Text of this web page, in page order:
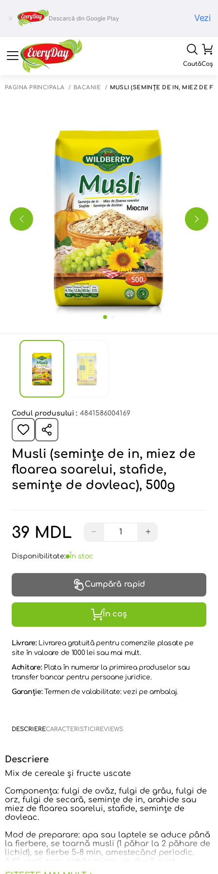
Descarcă din Google Play Vezi
CautăCoș
PAGINA PRINCIPALĂ BĂCĂNIE MUSLI (SEMINŢE DE IN, MIEZ DE
Codul produsului : 4841586004169
Musli (seminţe de in, miez de
floarea soarelui, stafide,
seminţe de dovleac), 500g
39 MDL − +
Disponibilitate: În stoc
Cumpără rapid
În coș
Livrare: Livrarea gratuită pentru comenzile plasate pe
site în valoare de 1000 lei sau mai mult.
Achitare: Plata în numerar la primirea produselor sau
transfer bancar pentru persoane juridice.
Garanție:Termen de valabilitate: vezi pe ambalaj.
DESCRIERECARACTERISTICIREVIEWS
Descriere
Mix de cereale şi fructe uscate
Componenţa: fulgi de ovăz, fulgi de grâu, fulgi de
orz, fulgi de secară, seminţe de in, arahide sau
miez de floarea soarelui, stafide, seminţe de
dovleac.
Mod de preparare: apa sau laptele se aduce până
la fierbere, se toarnă musli (1 păhar la 2 păhare de
lichid), se fierbe 5-8 min, amestecând periodic.
Adăugaţi sare, zahăr, miere, un după gust.